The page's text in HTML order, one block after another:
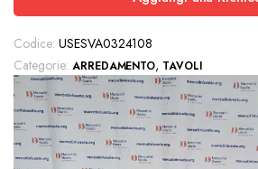
Codice: USESVA0324108
Categorie: ARREDAMENTO, TAVOLI